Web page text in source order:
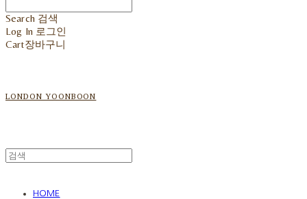
Search 검색
Log In 로그인
Cart장바구니
LONDON YOONBOON
HOME